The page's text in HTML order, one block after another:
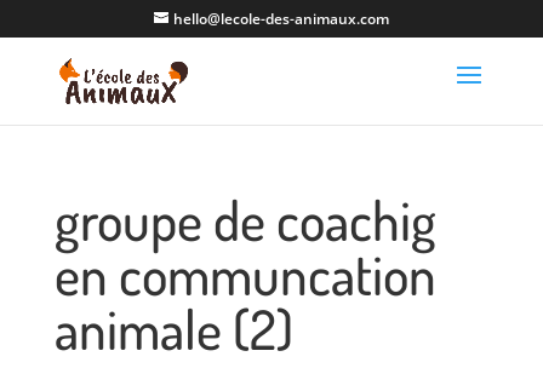
hello@lecole-des-animaux.com
groupe de coachig
en communcation
animale (2)